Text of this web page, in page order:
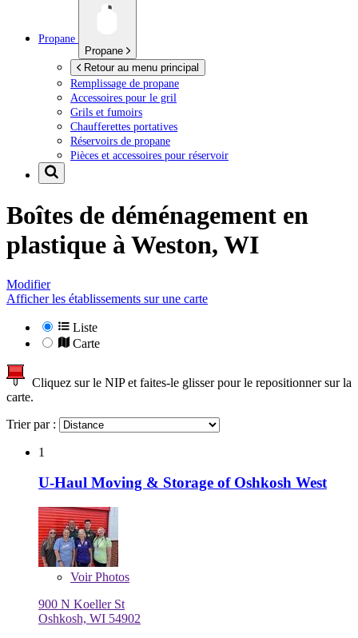
Propane
Propane
Retour au menu principal
Remplissage de propane
Accessoires pour le gril
Grils et fumoirs
Chaufferettes portatives
Réservoirs de propane
Pièces et accessoires pour réservoir
Boîtes de déménagement en
plastique à Weston, WI
Modifier
Afficher les établissements sur une carte
Liste
Carte
Cliquez sur le NIP et faites-le glisser pour le repositionner sur la
carte.
Trier par :
1
U-Haul Moving & Storage of Oshkosh West
VoirPhotos
900 N Koeller St
Oshkosh, WI 54902